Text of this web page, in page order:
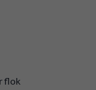
flok